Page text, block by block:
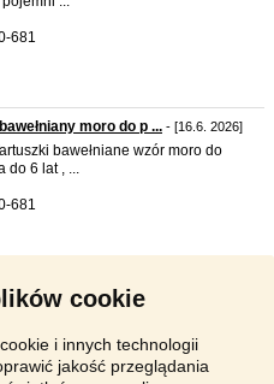
cookie
i innych technologii
jakość przeglądania
681
moro do p ... - [16.6. 2026]
bawełniane wzór moro do
do 6 lat , ...
681
chłopca kolory- [9.6. 2026]
w ...
681